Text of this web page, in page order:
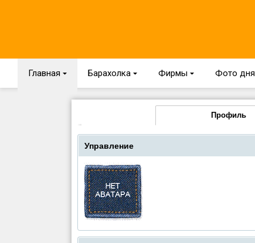
Главная { Барахолка { Фирмы { Фото дня
Профиль
Управление